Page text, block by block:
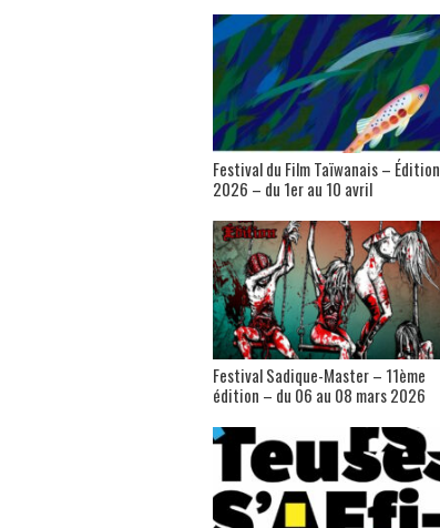
Festival du Film Taïwanais – Édition
2026 – du 1er au 10 avril
Festival Sadique-Master – 11ème
édition – du 06 au 08 mars 2026